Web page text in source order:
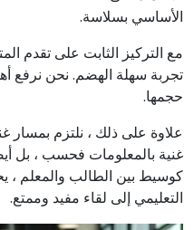
الأساسي بسلاسة.
تجربة سهلة الهضم. نحن نرفع
حجمها.
علاوة على ذلك ، نلتزم بمسار
غنية بالمعلومات فحسب ، بل
التعليمي إلى لقاء مفيد وممتع.